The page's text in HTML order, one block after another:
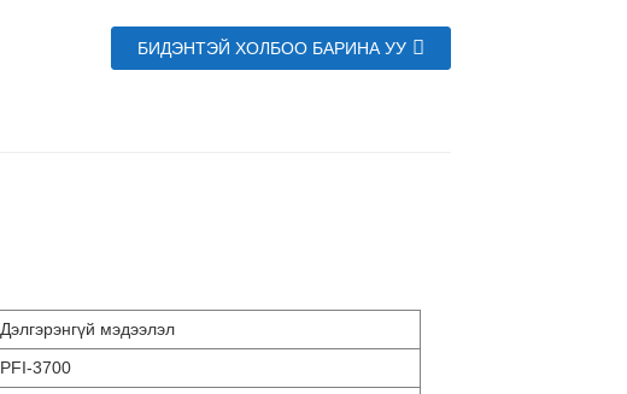
БИДЭНТЭЙ ХОЛБОО БАРИНА УУ
Дэлгэрэнгүй мэдээлэл
PFI-3700